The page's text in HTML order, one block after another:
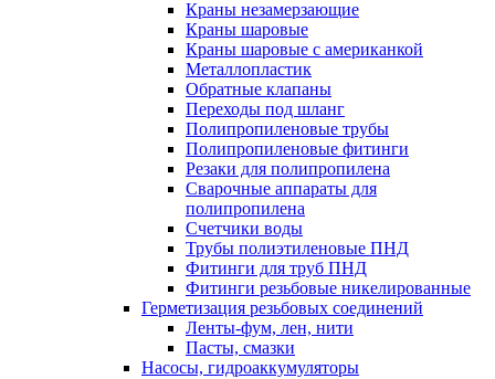
Краны незамерзающие
Краны шаровые
Краны шаровые с американкой
Металлопластик
Обратные клапаны
Переходы под шланг
Полипропиленовые трубы
Полипропиленовые фитинги
Резаки для полипропилена
Сварочные аппараты для
полипропилена
Счетчики воды
Трубы полиэтиленовые ПНД
Фитинги для труб ПНД
Фитинги резьбовые никелированные
Герметизация резьбовых соединений
Ленты-фум, лен, нити
Пасты, смазки
Насосы, гидроаккумуляторы